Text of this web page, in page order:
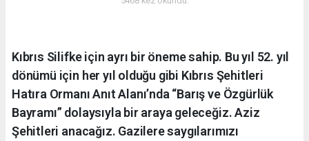
Kıbrıs Silifke için ayrı bir öneme sahip. Bu yıl 52. yıl
dönümü için her yıl olduğu gibi Kıbrıs Şehitleri
Hatıra Ormanı Anıt Alanı’nda “Barış ve Özgürlük
Bayramı” dolaysıyla bir araya geleceğiz. Aziz
Şehitleri anacağız. Gazilere saygılarımızı